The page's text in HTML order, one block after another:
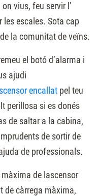
vius, feu servir l’
les escales. Sota cap
la comunitat de veïns.
el botó d’alarma i
ajudi
encallat pel teu
perillosa si es donés
de saltar a la cabina,
de sortir de
de professionals.
de lascensor
de càrrega màxima,